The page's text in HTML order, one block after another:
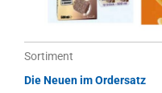
Sortiment
Die Neuen im Ordersatz